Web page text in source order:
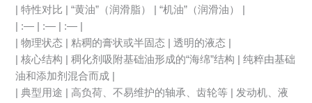
| 特性对比 | “黄油”（润滑脂） | “机油”（润滑油） |
| :— | :— | :— |
| 物理状态 | 粘稠的膏状或半固态 | 透明的液态 |
| 核心结构 | 稠化剂吸附基础油形成的“海绵”结构 | 纯粹由基础
油和添加剂混合而成 |
| 典型用途 | 高负荷、不易维护的轴承、齿轮等 | 发动机、液